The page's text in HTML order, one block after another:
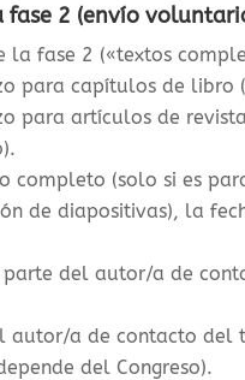
fase 2 (envío
la fase 2 («textos
para capítulos de libro
para artículos de
completo (solo si es
de diapositivas), la f
del autor/a de
a de contacto del
del Congreso).